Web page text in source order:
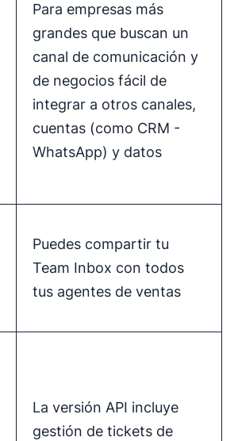
Para empresas más
grandes que buscan un
canal de comunicación y
de negocios fácil de
integrar a otros canales,
cuentas (como CRM -
WhatsApp) y datos
Puedes compartir tu
Team Inbox con todos
tus agentes de ventas
La versión API incluye
gestión de tickets de